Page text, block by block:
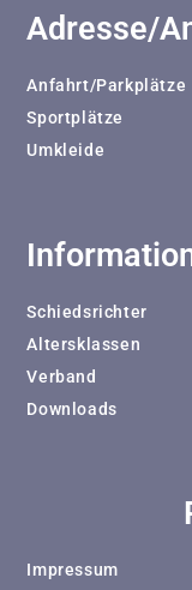
Adresse/
Anfahrt/Parkplätze
Sportplätze
Umkleide
Schiedsrichter
Altersklassen
Verband
Downloads
Impressum